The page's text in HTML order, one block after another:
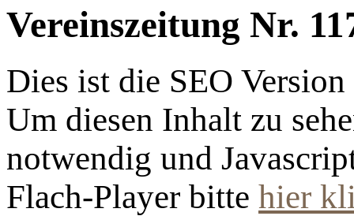
Vereinszeitung Nr.
Dies ist die SEO
Um diesen Inhalt zu
notwendig und
Flach-Player bitte hier